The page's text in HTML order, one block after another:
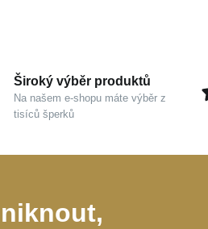
Široký výběr produktů
Na našem e-shopu máte výběr z
tisíců šperků